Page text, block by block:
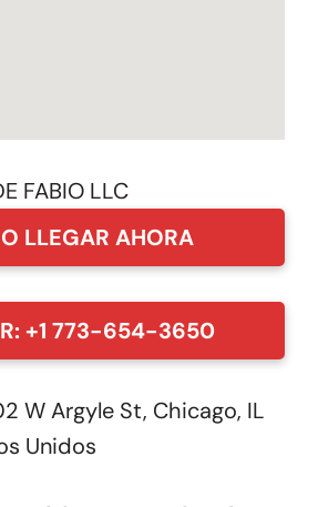
LLEGAR AHORA
+1 773-654-3650
W Argyle St, Chicago, IL
Unidos